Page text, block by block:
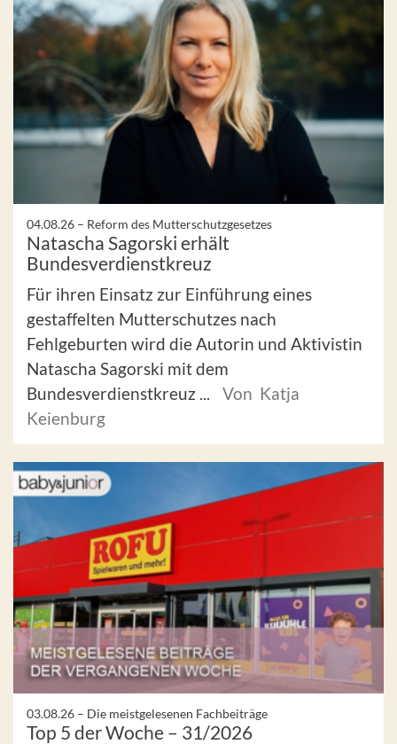
04.08.26 – Reform des Mutterschutzgesetzes
Natascha Sagorski erhält
Bundesverdienstkreuz
Für ihren Einsatz zur Einführung eines
gestaffelten Mutterschutzes nach
Fehlgeburten wird die Autorin und Aktivistin
Natascha Sagorski mit dem
Bundesverdienstkreuz ...
Von Katja
Keienburg
03.08.26 – Die meistgelesenen Fachbeiträge
Top 5 der Woche – 31/2026